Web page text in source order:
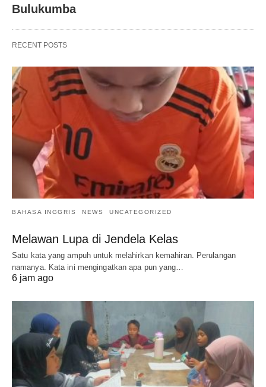
Bulukumba
RECENT POSTS
BAHASA INGGRIS NEWS UNCATEGORIZED
Melawan Lupa di Jendela Kelas
Satu kata yang ampuh untuk melahirkan kemahiran. Perulangan
namanya. Kata ini mengingatkan apa pun yang…
6 jam ago